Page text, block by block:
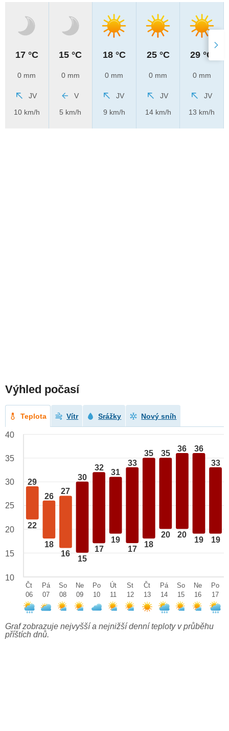
17 °C
0 mm
JV
10 km/h
15 °C
0 mm
V
5 km/h
18 °C
0 mm
JV
9 km/h
25 °C
0 mm
JV
14 km/h
29 °C
0 mm
JV
13 km/h
Výhled počasí
Teplota Vítr Srážky Nový sníh
29
22
26
18
27
16
30
15
32
17
31
19
33
17
35
18
35
20
36
20
36
19
33
19
40
35
30
25
20
15
10
Čt
06
Pá
07
So
08
Ne
09
Po
10
Út
11
St
12
Čt
13
Pá
14
So
15
Ne
16
Po
17
Graf zobrazuje nejvyšší a nejnižší denní teploty v průběhu
příštích dnů.